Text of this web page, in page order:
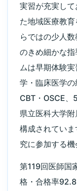
実習が充実し
た地域医療教
らではの少人
のきめ細かな
ムは早期体験
学・臨床医学
CBT・OSCE、
県立医科大学
構成されてい
究に参加する機
第119回医師国
格・合格率